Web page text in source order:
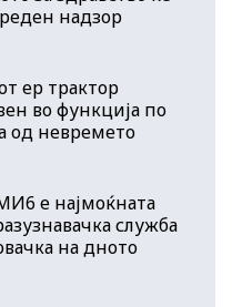
надзор
ер трактор
во функција по
од невремето
е најмоќната
служба
на дното